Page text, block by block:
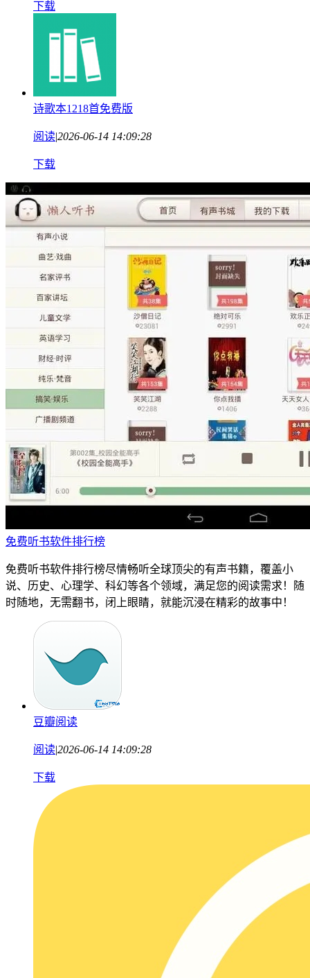
下载
诗歌本1218首免费版
阅读|2026-06-14 14:09:28
下载
免费听书软件排行榜
免费听书软件排行榜尽情畅听全球顶尖的有声书籍，覆盖小
说、历史、心理学、科幻等各个领域，满足您的阅读需求！随
时随地，无需翻书，闭上眼睛，就能沉浸在精彩的故事中！
豆瓣阅读
阅读|2026-06-14 14:09:28
下载